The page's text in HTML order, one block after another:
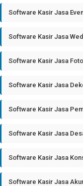
Software Kasir Jasa
Software Kasir Jasa
Software Kasir Jasa
Software Kasir Jasa
Software Kasir Jasa
Software Kasir Jasa
Software Kasir Jasa
Software Kasir Jasa